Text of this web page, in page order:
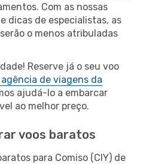
Com as nossas
dicas de especialistas, as
o menos atribuladas
Reserve já o seu voo
de viagens da
ajudá-lo a embarcar
ao melhor preço.
voos baratos
para Comiso (CIY) de